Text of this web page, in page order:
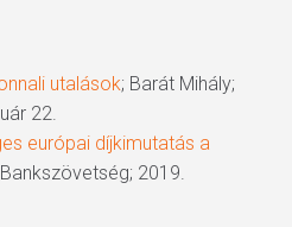
utalások; Barát Mihály;
22.
európai díjkimutatás a
2019.